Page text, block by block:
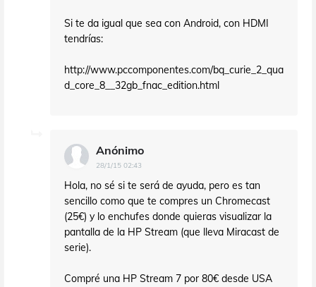
Si te da igual que sea con Android, con HDMI
tendrías:
http://www.pccomponentes.com/bq_curie_2_qua
d_core_8__32gb_fnac_edition.html
Anónimo
28/1/15 02:43
Hola, no sé si te será de ayuda, pero es tan
sencillo como que te compres un Chromecast
(25€) y lo enchufes donde quieras visualizar la
pantalla de la HP Stream (que lleva Miracast de
serie).
Compré una HP Stream 7 por 80€ desde USA